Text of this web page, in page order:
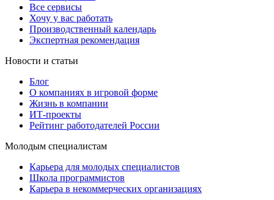
Все сервисы
Хочу у вас работать
Производственный календарь
Экспертная рекомендация
Новости и статьи
Блог
О компаниях в игровой форме
Жизнь в компании
ИТ-проекты
Рейтинг работодателей России
Молодым специалистам
Карьера для молодых специалистов
Школа программистов
Карьера в некоммерческих организациях